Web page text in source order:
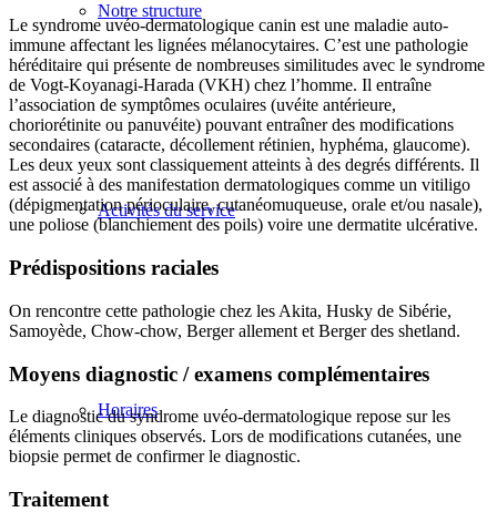
Notre structure
Activités du service
Horaires
Le syndrome uvéo-dermatologique canin est une maladie auto-
immune affectant les lignées mélanocytaires. C’est une pathologie
héréditaire qui présente de nombreuses similitudes avec le syndrome
de Vogt-Koyanagi-Harada (VKH) chez l’homme. Il entraîne
l’association de symptômes oculaires (uvéite antérieure,
choriorétinite ou panuvéite) pouvant entraîner des modifications
secondaires (cataracte, décollement rétinien, hyphéma, glaucome).
Les deux yeux sont classiquement atteints à des degrés différents. Il
est associé à des manifestation dermatologiques comme un vitiligo
(dépigmentation périoculaire, cutanéomuqueuse, orale et/ou nasale),
une poliose (blanchiement des poils) voire une dermatite ulcérative.
Prédispositions raciales
On rencontre cette pathologie chez les Akita, Husky de Sibérie,
Samoyède, Chow-chow, Berger allement et Berger des shetland.
Moyens diagnostic / examens complémentaires
Le diagnostic du syndrome uvéo-dermatologique repose sur les
éléments cliniques observés. Lors de modifications cutanées, une
biopsie permet de confirmer le diagnostic.
Traitement